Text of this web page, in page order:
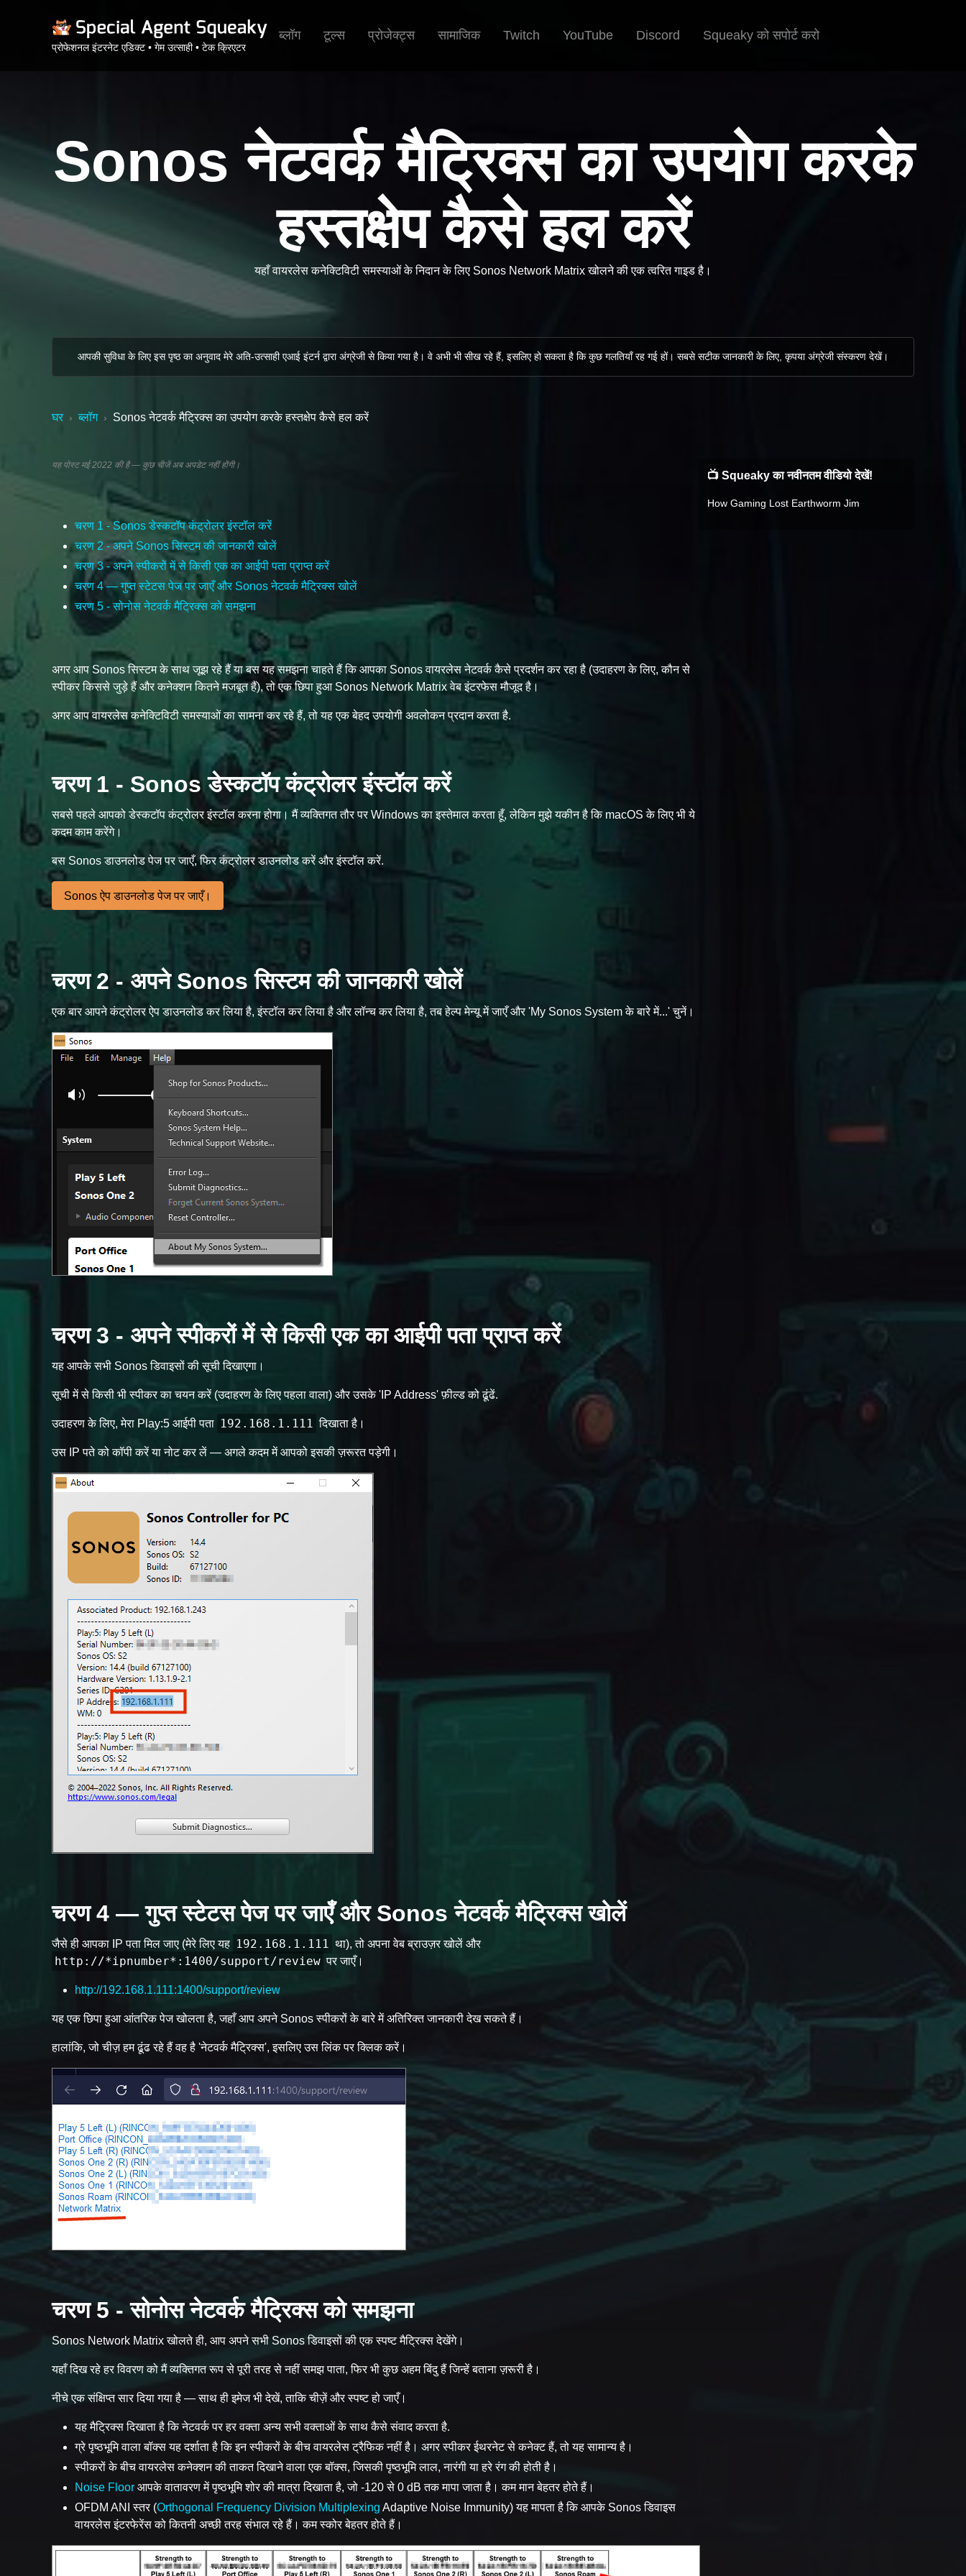
प्रोफेशनल इंटरनेट एडिक्ट • गेम उत्साही • टेक क्रिएटर
ब्लॉग टूल्स प्रोजेक्ट्स सामाजिक Twitch YouTube Discord Squeaky को सपोर्ट करो
Sonos नेटवर्क मैट्रिक्स का उपयोग करके
हस्तक्षेप कैसे हल करें
यहाँ वायरलेस कनेक्टिविटी समस्याओं के निदान के लिए Sonos Network Matrix खोलने की एक त्वरित गाइड है।
आपकी सुविधा के लिए इस पृष्ठ का अनुवाद मेरे अति-उत्साही एआई इंटर्न द्वारा अंग्रेजी से किया गया है। वे अभी भी सीख रहे हैं, इसलिए हो सकता है कि कुछ गलतियाँ रह गई हों। सबसे सटीक जानकारी के लिए, कृपया अंग्रेजी संस्करण देखें।
घर › ब्लॉग › Sonos नेटवर्क मैट्रिक्स का उपयोग करके हस्तक्षेप कैसे हल करें
यह पोस्ट मई 2022 की है — कुछ चीजें अब अपडेट नहीं होंगी।
चरण 1 - Sonos डेस्कटॉप कंट्रोलर इंस्टॉल करें
चरण 2 - अपने Sonos सिस्टम की जानकारी खोलें
चरण 3 - अपने स्पीकरों में से किसी एक का आईपी पता प्राप्त करें
चरण 4 — गुप्त स्टेटस पेज पर जाएँ और Sonos नेटवर्क मैट्रिक्स खोलें
चरण 5 - सोनोस नेटवर्क मैट्रिक्स को समझना
अगर आप Sonos सिस्टम के साथ जूझ रहे हैं या बस यह समझना चाहते हैं कि आपका Sonos वायरलेस नेटवर्क कैसे प्रदर्शन कर रहा है (उदाहरण के लिए, कौन से
स्पीकर किससे जुड़े हैं और कनेक्शन कितने मजबूत हैं), तो एक छिपा हुआ Sonos Network Matrix वेब इंटरफेस मौजूद है।
अगर आप वायरलेस कनेक्टिविटी समस्याओं का सामना कर रहे हैं, तो यह एक बेहद उपयोगी अवलोकन प्रदान करता है.
चरण 1 - Sonos डेस्कटॉप कंट्रोलर इंस्टॉल करें
सबसे पहले आपको डेस्कटॉप कंट्रोलर इंस्टॉल करना होगा। मैं व्यक्तिगत तौर पर Windows का इस्तेमाल करता हूँ, लेकिन मुझे यकीन है कि macOS के लिए भी ये
कदम काम करेंगे।
बस Sonos डाउनलोड पेज पर जाएँ, फिर कंट्रोलर डाउनलोड करें और इंस्टॉल करें.
Sonos ऐप डाउनलोड पेज पर जाएँ।
चरण 2 - अपने Sonos सिस्टम की जानकारी खोलें
एक बार आपने कंट्रोलर ऐप डाउनलोड कर लिया है, इंस्टॉल कर लिया है और लॉन्च कर लिया है, तब हेल्प मेन्यू में जाएँ और 'My Sonos System के बारे में...' चुनें।
चरण 3 - अपने स्पीकरों में से किसी एक का आईपी पता प्राप्त करें
यह आपके सभी Sonos डिवाइसों की सूची दिखाएगा।
सूची में से किसी भी स्पीकर का चयन करें (उदाहरण के लिए पहला वाला) और उसके 'IP Address' फ़ील्ड को ढूंढें.
उदाहरण के लिए, मेरा Play:5 आईपी पता 192.168.1.111 दिखाता है।
उस IP पते को कॉपी करें या नोट कर लें — अगले कदम में आपको इसकी ज़रूरत पड़ेगी।
चरण 4 — गुप्त स्टेटस पेज पर जाएँ और Sonos नेटवर्क मैट्रिक्स खोलें
जैसे ही आपका IP पता मिल जाए (मेरे लिए यह 192.168.1.111 था), तो अपना वेब ब्राउज़र खोलें और
http://*ipnumber*:1400/support/review पर जाएँ।
http://192.168.1.111:1400/support/review
यह एक छिपा हुआ आंतरिक पेज खोलता है, जहाँ आप अपने Sonos स्पीकरों के बारे में अतिरिक्त जानकारी देख सकते हैं।
हालांकि, जो चीज़ हम ढूंढ रहे हैं वह है 'नेटवर्क मैट्रिक्स', इसलिए उस लिंक पर क्लिक करें।
चरण 5 - सोनोस नेटवर्क मैट्रिक्स को समझना
Sonos Network Matrix खोलते ही, आप अपने सभी Sonos डिवाइसों की एक स्पष्ट मैट्रिक्स देखेंगे।
यहाँ दिख रहे हर विवरण को मैं व्यक्तिगत रूप से पूरी तरह से नहीं समझ पाता, फिर भी कुछ अहम बिंदु हैं जिन्हें बताना ज़रूरी है।
नीचे एक संक्षिप्त सार दिया गया है — साथ ही इमेज भी देखें, ताकि चीज़ें और स्पष्ट हो जाएँ।
यह मैट्रिक्स दिखाता है कि नेटवर्क पर हर वक्ता अन्य सभी वक्ताओं के साथ कैसे संवाद करता है.
ग्रे पृष्ठभूमि वाला बॉक्स यह दर्शाता है कि इन स्पीकरों के बीच वायरलेस ट्रैफिक नहीं है। अगर स्पीकर ईथरनेट से कनेक्ट हैं, तो यह सामान्य है।
स्पीकरों के बीच वायरलेस कनेक्शन की ताकत दिखाने वाला एक बॉक्स, जिसकी पृष्ठभूमि लाल, नारंगी या हरे रंग की होती है।
Noise Floor आपके वातावरण में पृष्ठभूमि शोर की मात्रा दिखाता है, जो -120 से 0 dB तक मापा जाता है। कम मान बेहतर होते हैं।
OFDM ANI स्तर (Orthogonal Frequency Division Multiplexing Adaptive Noise Immunity) यह मापता है कि आपके Sonos डिवाइस
वायरलेस इंटरफेरेंस को कितनी अच्छी तरह संभाल रहे हैं। कम स्कोर बेहतर होते हैं।
📺 Squeaky का नवीनतम वीडियो देखें!
How Gaming Lost Earthworm Jim